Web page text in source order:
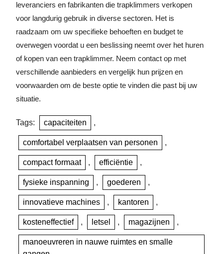
leveranciers en fabrikanten die trapklimmers verkopen
voor langdurig gebruik in diverse sectoren. Het is
raadzaam om uw specifieke behoeften en budget te
overwegen voordat u een beslissing neemt over het huren
of kopen van een trapklimmer. Neem contact op met
verschillende aanbieders en vergelijk hun prijzen en
voorwaarden om de beste optie te vinden die past bij uw
situatie.
Tags: capaciteiten ,
comfortabel verplaatsen van personen ,
compact formaat , efficiëntie ,
fysieke inspanning , goederen ,
innovatieve machines , kantoren ,
kosteneffectief , letsel , magazijnen ,
manoeuvreren in nauwe ruimtes en smalle